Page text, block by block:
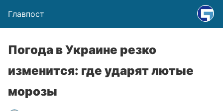
Главпост
Погода в Украине резко
изменится: где ударят лютые
морозы